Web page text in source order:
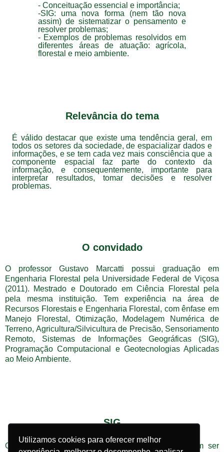
Utilizamos cookies para oferecer melhor
- Conceituação essencial e importância;
-SIG: uma nova forma (nem tão nova
assim) de sistematizar o pensamento e
resolver problemas;
- Exemplos de problemas resolvidos em
diferentes áreas de atuação: agrícola,
florestal e meio ambiente.
Relevância do tema
É válido destacar que existe uma tendência geral, em
todos os setores da sociedade, de espacializar dados e
informações, e se tem cada vez mais consciência que a
componente espacial faz parte do contexto da
informação, e consequentemente, importante para
interpretar resultados, tomar decisões e resolver
problemas.
O convidado
O professor Gustavo Marcatti possui graduação em
Engenharia Florestal pela Universidade Federal de Viçosa
(2011). Mestrado e Doutorado em Ciência Florestal pela
pela mesma instituição. Tem experiência na área de
Recursos Florestais e Engenharia Florestal, com ênfase em
Manejo Florestal, Otimização, Modelagem Numérica de
Terreno, Agricultura/Silvicultura de Precisão, Sensoriamento
Remoto, Sistemas de Informações Geográficas (SIG),
Programação Computacional e Geotecnologias Aplicadas
ao Meio Ambiente.
SIG
Os Sistemas de informação geográficas podem ser